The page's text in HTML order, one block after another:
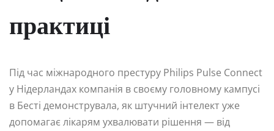
практиці
Під час міжнародного престуру Philips Pulse Connect
у Нідерландах компанія в своєму головному кампусі
в Бесті демонструвала, як штучний інтелект уже
допомагає лікарям ухвалювати рішення — від